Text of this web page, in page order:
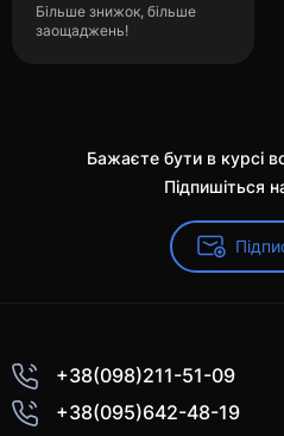
Більше знижок, більше
заощаджень!
Бажаєте бути в курсі
Підпишіться
+38(098)211-51-09
+38(095)642-48-19